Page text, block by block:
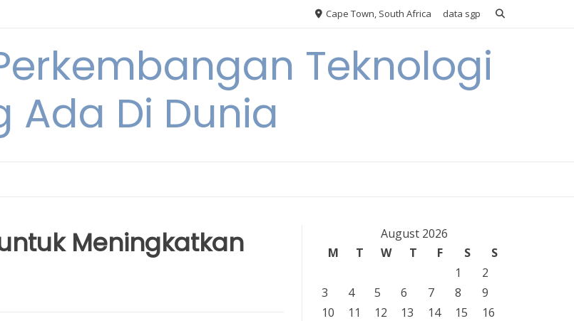
Cape Town, South Africa data sgp
Teknologi
Ada Di Dunia
Meningkatkan
August 2026
M
T W T F S
S
1
2
3
4 5 6 7 8
9
10
11 12 13 14 15
16